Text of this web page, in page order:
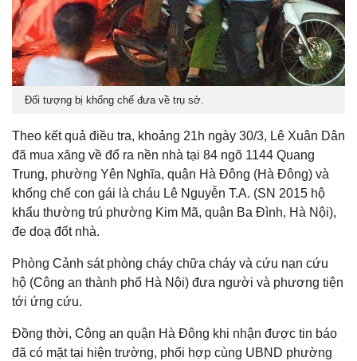
Đối tượng bị khống chế đưa về trụ sở.
Theo kết quả điều tra, khoảng 21h ngày 30/3, Lê Xuân Dân
đã mua xăng về đổ ra nền nhà tại 84 ngõ 1144 Quang
Trung, phường Yên Nghĩa, quận Hà Đông (Hà Đông) và
khống chế con gái là cháu Lê Nguyễn T.A. (SN 2015 hộ
khẩu thường trú phường Kim Mã, quận Ba Đình, Hà Nội),
đe doạ đốt nhà.
Phòng Cảnh sát phòng cháy chữa cháy và cứu nạn cứu
hộ (Công an thành phố Hà Nội) đưa người và phương tiện
tới ứng cứu.
Đồng thời, Công an quận Hà Đông khi nhận được tin báo
đã có mặt tại hiện trường, phối hợp cùng UBND phường